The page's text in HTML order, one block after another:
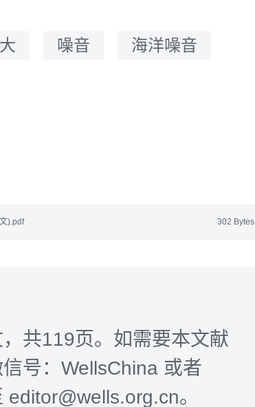
噪音 海洋噪音
302 Bytes
).pdf
共119页。如需要本文献
号：WellsChina 或者
。